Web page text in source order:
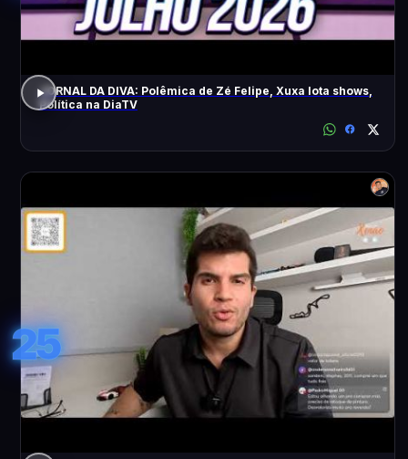
JORNAL DA DIVA: Polêmica de Zé Felipe, Xuxa lota shows,
Política na DiaTV
25